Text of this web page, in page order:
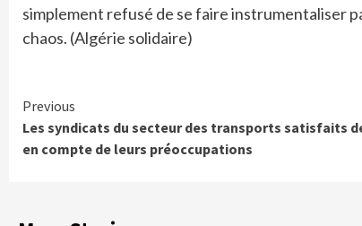
simplement refusé de se faire instrumentaliser
chaos. (Algérie solidaire)
Continue
Reading
Previous
Les syndicats du secteur des transports satisfaits
en compte de leurs préoccupations